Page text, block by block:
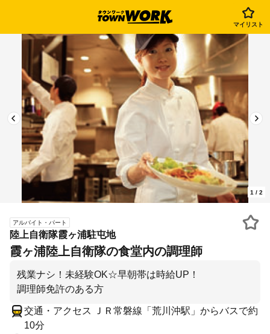
マイリスト
1 / 2
アルバイト・パート
陸上自衛隊霞ヶ浦駐屯地
霞ヶ浦陸上自衛隊の食堂内の調理師
残業ナシ！未経験OK☆早朝帯は時給UP！
調理師免許のある方
交通・アクセス ＪＲ常磐線「荒川沖駅」からバスで約
10分